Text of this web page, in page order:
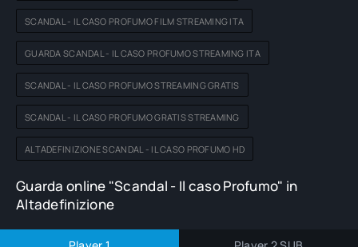
SCANDAL - IL CASO PROFUMO FILM STREAMING ITA
GUARDA SCANDAL - IL CASO PROFUMO STREAMING ITA
SCANDAL - IL CASO PROFUMO STREAMING GRATIS
SCANDAL - IL CASO PROFUMO GRATIS STREAMING
ALTADEFINIZIONE SCANDAL - IL CASO PROFUMO HD
Guarda online "Scandal - Il caso Profumo" in
Altadefinizione